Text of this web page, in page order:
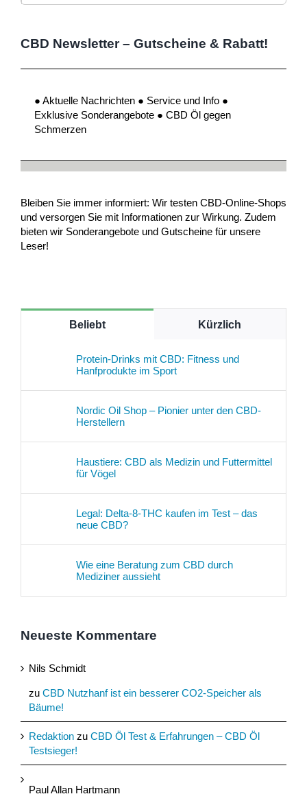
CBD Newsletter – Gutscheine & Rabatt!
● Aktuelle Nachrichten ● Service und Info ●
Exklusive Sonderangebote ● CBD Öl gegen
Schmerzen
Bleiben Sie immer informiert: Wir testen CBD-Online-Shops
und versorgen Sie mit Informationen zur Wirkung. Zudem
bieten wir Sonderangebote und Gutscheine für unsere
Leser!
Beliebt Kürzlich
Protein-Drinks mit CBD: Fitness und
Hanfprodukte im Sport
Nordic Oil Shop – Pionier unter den CBD-
Herstellern
Haustiere: CBD als Medizin und Futtermittel
für Vögel
Legal: Delta-8-THC kaufen im Test – das
neue CBD?
Wie eine Beratung zum CBD durch
Mediziner aussieht
Neueste Kommentare
Nils Schmidt
zu CBD Nutzhanf ist ein besserer CO2-Speicher als
Bäume!
Redaktion zu CBD Öl Test & Erfahrungen – CBD Öl
Testsieger!
Paul Allan Hartmann